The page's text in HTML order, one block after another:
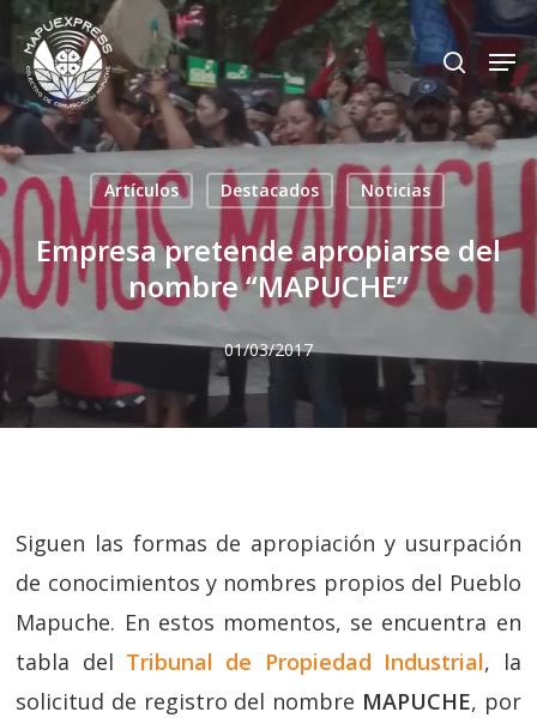
Skip
main
content
search
Artículos Destacados Noticias
Empresa pretende apropiarse del
nombre “MAPUCHE”
01/03/2017
Siguen las formas de apropiación y usurpación
de conocimientos y nombres propios del Pueblo
Mapuche. En estos momentos, se encuentra en
tabla del Tribunal de Propiedad Industrial, la
solicitud de registro del nombre MAPUCHE, por
Close
Menu